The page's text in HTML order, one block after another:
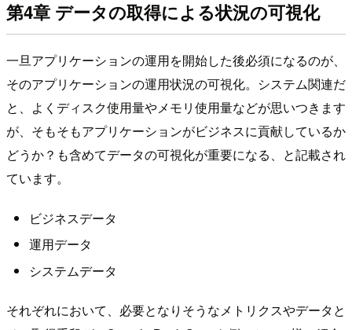
第4章 データの取得による状況の可視化
一旦アプリケーションの運用を開始した後必須になるのが、
そのアプリケーションの運用状況の可視化。システム関連だ
と、よくディスク使用量やメモリ使用量などが思いつきます
が、そもそもアプリケーションがビジネスに貢献しているか
どうか？も含めてデータの可視化が重要になる、と記載され
ています。
ビジネスデータ
運用データ
システムデータ
それぞれにおいて、必要となりそうなメトリクスやデータと